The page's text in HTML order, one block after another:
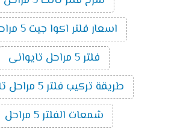
اسعار فلتر اكوا جيت 5 مراحل
فلتر 5 مراحل تايوانى
طريقة تركيب فلتر 5 مراحل تانك
شمعات الفلتر 5 مراحل